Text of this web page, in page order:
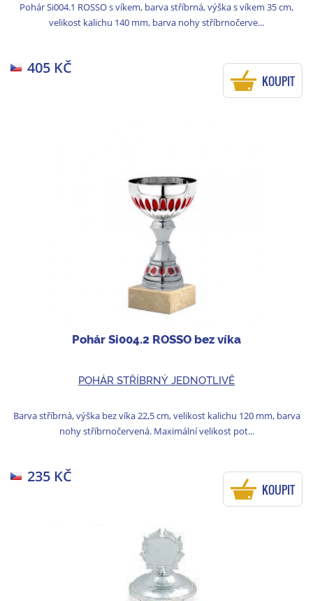
Pohár Si004.1 ROSSO s víkem, barva stříbrná, výška s víkem 35 cm,
velikost kalichu 140 mm, barva nohy stříbrnočerve...
405 KČ
KOUPIT
Pohár Si004.2 ROSSO bez víka
POHÁR STŘÍBRNÝ JEDNOTLIVĚ
Barva stříbrná, výška bez víka 22,5 cm, velikost kalichu 120 mm, barva
nohy stříbrnočervená. Maximální velikost pot...
235 KČ
KOUPIT